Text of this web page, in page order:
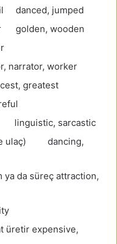
danced, jumped
golden, wooden
narrator, worker
greatest
linguistic, sarcastic
ve ulaç) dancing,
da süreç attraction,
üretir expensive,